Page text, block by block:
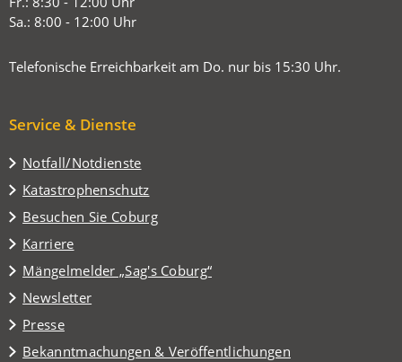
Sa.: 8:00 - 12:00 Uhr
Telefonische Erreichbarkeit am Do. nur bis 15:30 Uhr.
Service & Dienste
Notfall/Notdienste
Katastrophenschutz
Besuchen Sie Coburg
(Öffnet
in
einem
neuen
Tab)
Karriere
Mängelmelder „Sag's Coburg“
(Öffnet
in
einem
neuen
Tab)
Newsletter
Presse
Bekanntmachungen & Veröffentlichungen